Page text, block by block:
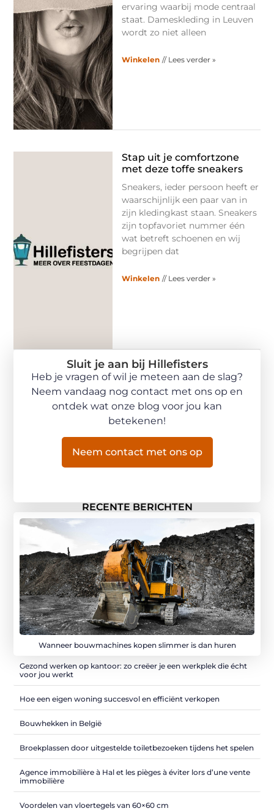
ervaring waarbij mode centraal
staat. Dameskleding in Leuven
wordt zo niet alleen
Winkelen // Lees verder »
Stap uit je comfortzone
met deze toffe sneakers
Sneakers, ieder persoon heeft er
waarschijnlijk een paar van in
zijn kledingkast staan. Sneakers
zijn topfavoriet nummer één
wat betreft schoenen en wij
begrijpen dat
Winkelen // Lees verder »
RECENTE BERICHTEN
Wanneer bouwmachines kopen slimmer is dan huren
Gezond werken op kantoor: zo creëer je een werkplek die écht
voor jou werkt
Hoe een eigen woning succesvol en efficiënt verkopen
Bouwhekken in België
Broekplassen door uitgestelde toiletbezoeken tijdens het spelen
Agence immobilière à Hal et les pièges à éviter lors d’une vente
immobilière
Voordelen van vloertegels van 60×60 cm
Sluit je aan bij Hillefisters
Heb je vragen of wil je meteen aan de slag?
Neem vandaag nog contact met ons op en
ontdek wat onze blog voor jou kan
betekenen!
Neem contact met ons op